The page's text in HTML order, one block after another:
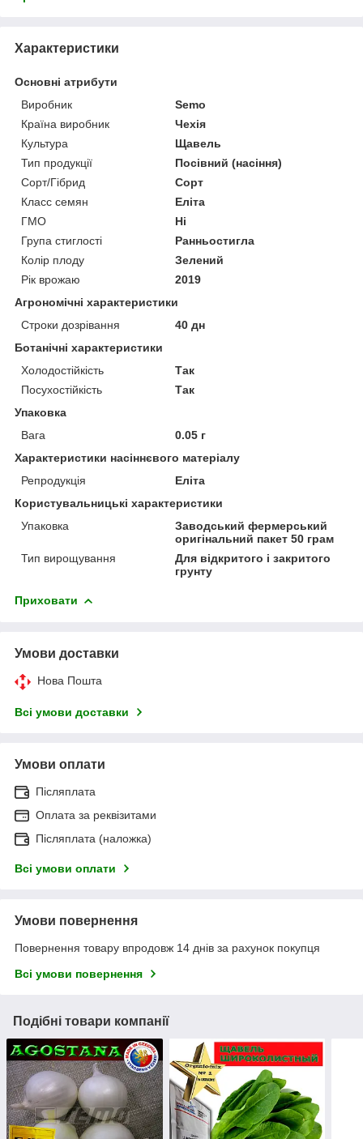
Характеристики
Основні атрибути
Виробник
Semo
Країна виробник
Чехія
Культура
Щавель
Тип продукції
Посівний (насіння)
Сорт/Гібрид
Сорт
Класс семян
Еліта
ГМО
Ні
Група стиглості
Ранньостигла
Колір плоду
Зелений
Рік врожаю
2019
Агрономічні характеристики
Строки дозрівання
40 дн
Ботанічні характеристики
Холодостійкість
Так
Посухостійкість
Так
Упаковка
Вага
0.05 г
Характеристики насіннєвого матеріалу
Репродукція
Еліта
Користувальницькі характеристики
Упаковка
Заводський фермерський
оригінальний пакет 50 грам
Тип вирощування
Для відкритого і закритого
грунту
Приховати
Умови доставки
Нова Пошта
Всі умови доставки
Умови оплати
Післяплата
Оплата за реквізитами
Післяплата (наложка)
Всі умови оплати
Умови повернення
Повернення товару впродовж 14 днів за рахунок покупця
Всі умови повернення
Подібні товари компанії